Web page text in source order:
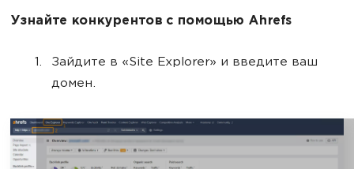
Узнайте конкурентов с помощью Ahrefs
Зайдите в «Site Explorer» и введите ваш
домен.